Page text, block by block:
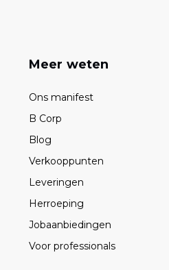
Meer weten
Ons manifest
B Corp
Blog
Verkooppunten
Leveringen
Herroeping
Jobaanbiedingen
Voor professionals